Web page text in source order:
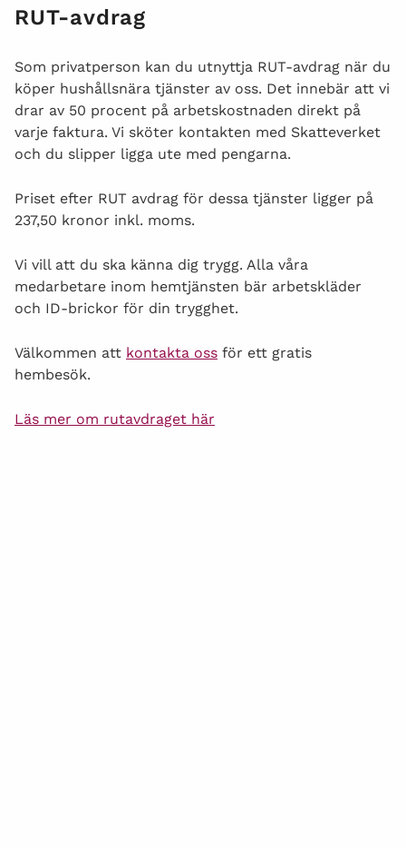
RUT-avdrag
Som privatperson kan du utnyttja RUT-avdrag när du
köper hushållsnära tjänster av oss. Det innebär att vi
drar av 50 procent på arbetskostnaden direkt på
varje faktura. Vi sköter kontakten med Skatteverket
och du slipper ligga ute med pengarna.
Priset efter RUT avdrag för dessa tjänster ligger på
237,50 kronor inkl. moms.
Vi vill att du ska känna dig trygg. Alla våra
medarbetare inom hemtjänsten bär arbetskläder
och ID-brickor för din trygghet.
Välkommen att kontakta oss för ett gratis
hembesök.
Läs mer om rutavdraget här